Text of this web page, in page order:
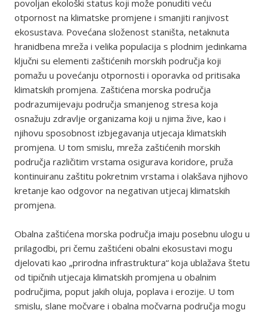
povoljan ekološki status koji može ponuditi veću
otpornost na klimatske promjene i smanjiti ranjivost
ekosustava. Povećana složenost staništa, netaknuta
hranidbena mreža i velika populacija s plodnim jedinkama
ključni su elementi zaštićenih morskih područja koji
pomažu u povećanju otpornosti i oporavka od pritisaka
klimatskih promjena. Zaštićena morska područja
podrazumijevaju područja smanjenog stresa koja
osnažuju zdravlje organizama koji u njima žive, kao i
njihovu sposobnost izbjegavanja utjecaja klimatskih
promjena. U tom smislu, mreža zaštićenih morskih
područja različitim vrstama osigurava koridore, pruža
kontinuiranu zaštitu pokretnim vrstama i olakšava njihovo
kretanje kao odgovor na negativan utjecaj klimatskih
promjena.
Obalna zaštićena morska područja imaju posebnu ulogu u
prilagodbi, pri čemu zaštićeni obalni ekosustavi mogu
djelovati kao „prirodna infrastruktura“ koja ublažava štetu
od tipičnih utjecaja klimatskih promjena u obalnim
područjima, poput jakih oluja, poplava i erozije. U tom
smislu, slane močvare i obalna močvarna područja mogu